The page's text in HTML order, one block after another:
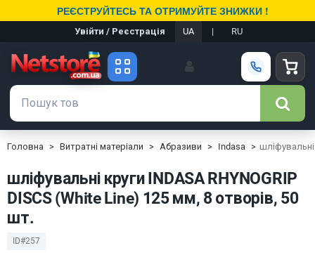
РЕЄСТРУЙТЕСЬ ТА ОТРИМУЙТЕ ЗНИЖКИ !
Увійти / Реєстрація UA | RU
Головна Витратні матеріали Абразиви Indasa
шліфувальні круги INDASA RHYNOGRIP
DISCS (White Line) 125 мм, 8 отворів, 50
шт.
ID#257